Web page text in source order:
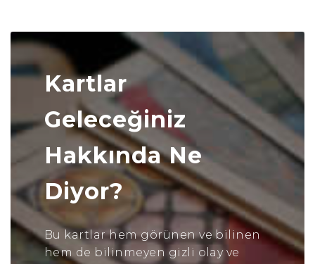
Kartlar
Geleceğiniz
Hakkında Ne
Diyor?
Bu kartlar hem görünen ve bilinen
hem de bilinmeyen gizli olay ve